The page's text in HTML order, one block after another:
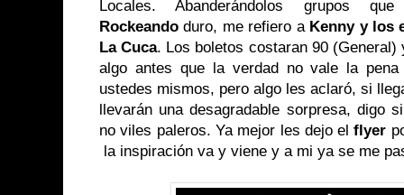
Locales. Abanderándolos grupos
Rockeando duro, me refiero a Kenny y los
La Cuca. Los boletos costaran 90
algo antes que la verdad no vale la pena
ustedes mismos, pero algo les aclaró, si
llevarán una desagradable sorpresa, digo
no viles paleros. Ya mejor les dejo el flyer
la inspiración va y viene y a mi ya se me